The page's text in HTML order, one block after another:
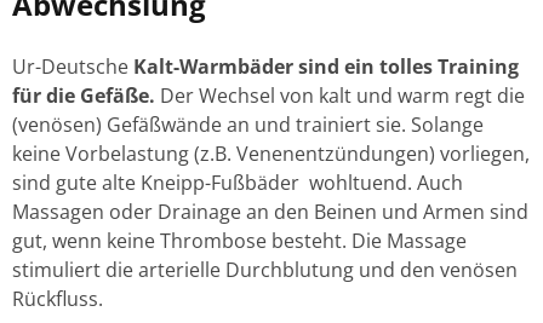
Ur-Deutsche Kalt-Warmbäder sind ein tolles Training
für die Gefäße. Der Wechsel von kalt und warm regt die
(venösen) Gefäßwände an und trainiert sie. Solange
keine Vorbelastung (z.B. Venenentzündungen) vorliegen,
sind gute alte Kneipp-Fußbäder wohltuend. Auch
Massagen oder Drainage an den Beinen und Armen sind
gut, wenn keine Thrombose besteht. Die Massage
stimuliert die arterielle Durchblutung und den venösen
Rückfluss.